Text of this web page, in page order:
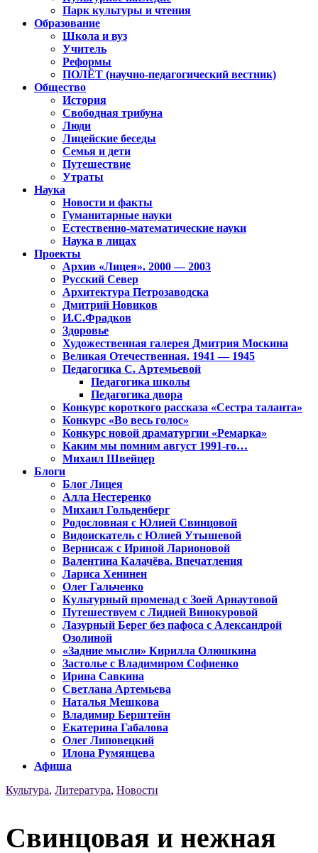
Парк культуры и чтения
Образование
Школа и вуз
Учитель
Реформы
ПОЛЁТ (научно-педагогический вестник)
Общество
История
Свободная трибуна
Люди
Лицейские беседы
Семья и дети
Путешествие
Утраты
Наука
Новости и факты
Гуманитарные науки
Естественно-математические науки
Наука в лицах
Проекты
Архив «Лицея». 2000 — 2003
Русский Север
Архитектура Петрозаводска
Дмитрий Новиков
И.С.Фрадков
Здоровье
Художественная галерея Дмитрия Москина
Великая Отечественная. 1941 — 1945
Педагогика С. Артемьевой
Педагогика школы
Педагогика двора
Конкурс короткого рассказа «Сестра таланта»
Конкурс «Во весь голос»
Конкурс новой драматургии «Ремарка»
Каким мы помним август 1991-го…
Михаил Швейцер
Блоги
Блог Лицея
Алла Нестеренко
Михаил Гольденберг
Родословная с Юлией Свинцовой
Видоискатель с Юлией Утышевой
Вернисаж с Ириной Ларионовой
Валентина Калачёва. Впечатления
Лариса Хенинен
Олег Гальченко
Культурный променад с Зоей Арнаутовой
Путешествуем с Лидией Винокуровой
Лазурный Берег без пафоса с Александрой
Озолиной
«Задние мысли» Кирилла Олюшкина
Застолье с Владимиром Софиенко
Ирина Савкина
Светлана Артемьева
Наталья Мешкова
Владимир Берштейн
Екатерина Габалова
Олег Липовецкий
Илона Румянцева
Афиша
Культура, Литература, Новости
Свинцовая и нежная